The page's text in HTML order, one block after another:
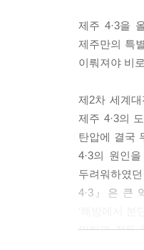
제주 4·3을
제주만의 특
이뤄져야 비
제2차 세계
제주 4·3의
탄압에 결국
4·3의 원인
두려워하였
4·3』은 큰
민란과 장두